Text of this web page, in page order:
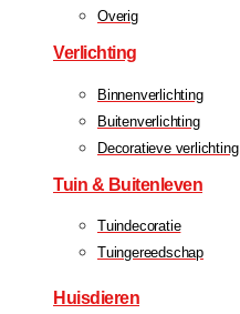
Overig
Verlichting
Binnenverlichting
Buitenverlichting
Decoratieve verlichting
Tuin & Buitenleven
Tuindecoratie
Tuingereedschap
Huisdieren